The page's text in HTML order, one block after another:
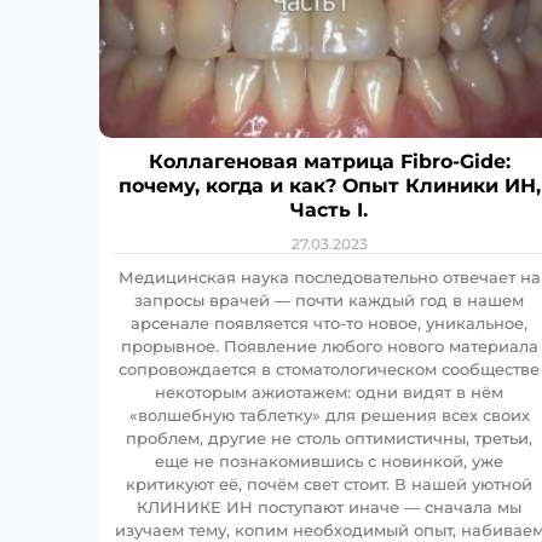
Коллагеновая матрица Fibro-Gide:
почему, когда и как? Опыт Клиники ИН,
Часть I.
27.03.2023
Медицинская наука последовательно отвечает на
запросы врачей — почти каждый год в нашем
арсенале появляется что-то новое, уникальное,
прорывное. Появление любого нового материала
сопровождается в стоматологическом сообществе
некоторым ажиотажем: одни видят в нём
«волшебную таблетку» для решения всех своих
проблем, другие не столь оптимистичны, третьи,
еще не познакомившись с новинкой, уже
критикуют её, почём свет стоит. В нашей уютной
КЛИНИКЕ ИН поступают иначе — сначала мы
изучаем тему, копим необходимый опыт,